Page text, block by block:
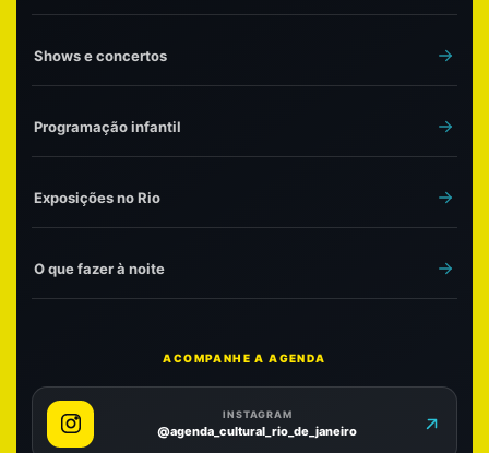
Shows e concertos
Programação infantil
Exposições no Rio
O que fazer à noite
ACOMPANHE A AGENDA
INSTAGRAM
@agenda_cultural_rio_de_janeiro